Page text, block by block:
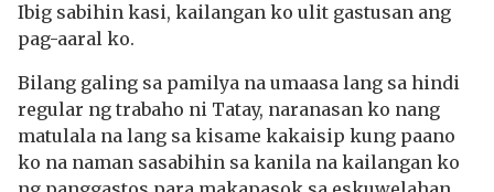
Ibig sabihin kasi, kailangan ko ulit gastusan ang
pag-aaral ko.
Bilang galing sa pamilya na umaasa lang sa hindi
regular ng trabaho ni Tatay, naranasan ko nang
matulala na lang sa kisame kakaisip kung paano
ko na naman sasabihin sa kanila na kailangan ko